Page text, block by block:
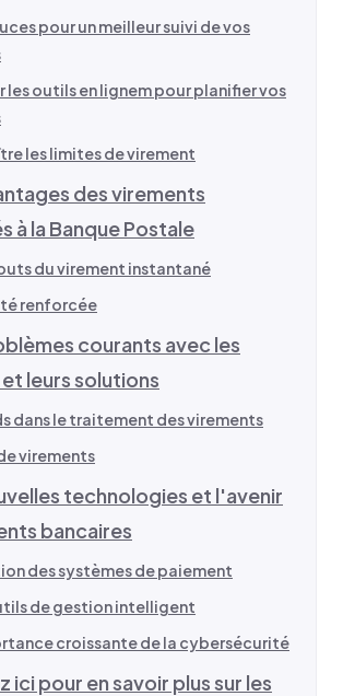
pour un meilleur suivi de vos
les outils en lignem pour planifier vos
les limites de virement
des virements
à la Banque Postale
du virement instantané
renforcée
courants avec les
leurs solutions
dans le traitement des virements
virements
technologies et l'avenir
bancaires
des systèmes de paiement
de gestion intelligent
croissante de la cybersécurité
ici pour en savoir plus sur les